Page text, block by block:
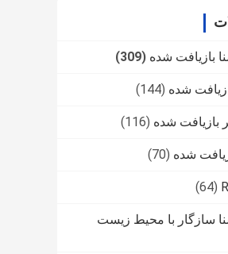
بازیافت شده (309)
شده (144)
بازیافت شده (116)
شده (70)
(64)
سازگار با محیط زیست